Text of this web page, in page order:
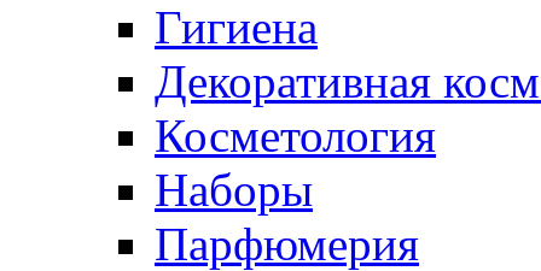
Гигиена
Декоративная
Косметология
Наборы
Парфюмерия